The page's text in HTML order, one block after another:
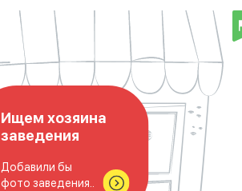
Ищем хозяина
заведения
Добавили бы
фото заведения..